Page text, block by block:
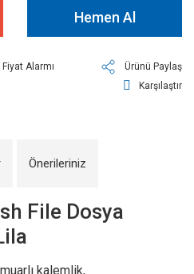
Hemen Al
Fiyat Alarmı
Ürünü Paylaş
Karşılaştır
Önerileriniz
File Dosya
kalemlik,